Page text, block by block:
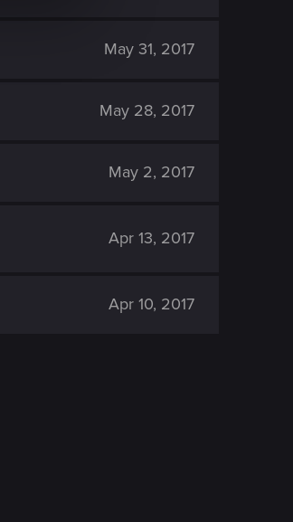
May 31, 2017
May 28, 2017
May 2, 2017
Apr 13, 2017
Apr 10, 2017